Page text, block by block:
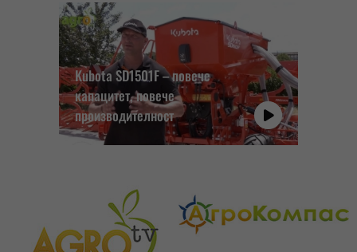
Kubota SD1501F – повече
капацитет, повече
производителност